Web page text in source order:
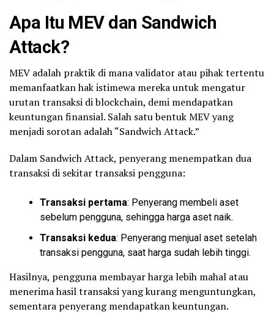
Apa Itu MEV dan Sandwich
Attack?
MEV adalah praktik di mana validator atau pihak tertentu
memanfaatkan hak istimewa mereka untuk mengatur
urutan transaksi di blockchain, demi mendapatkan
keuntungan finansial. Salah satu bentuk MEV yang
menjadi sorotan adalah “Sandwich Attack.”
Dalam Sandwich Attack, penyerang menempatkan dua
transaksi di sekitar transaksi pengguna:
Transaksi pertama: Penyerang membeli aset
sebelum pengguna, sehingga harga aset naik.
Transaksi kedua: Penyerang menjual aset setelah
transaksi pengguna, saat harga sudah lebih tinggi.
Hasilnya, pengguna membayar harga lebih mahal atau
menerima hasil transaksi yang kurang menguntungkan,
sementara penyerang mendapatkan keuntungan.